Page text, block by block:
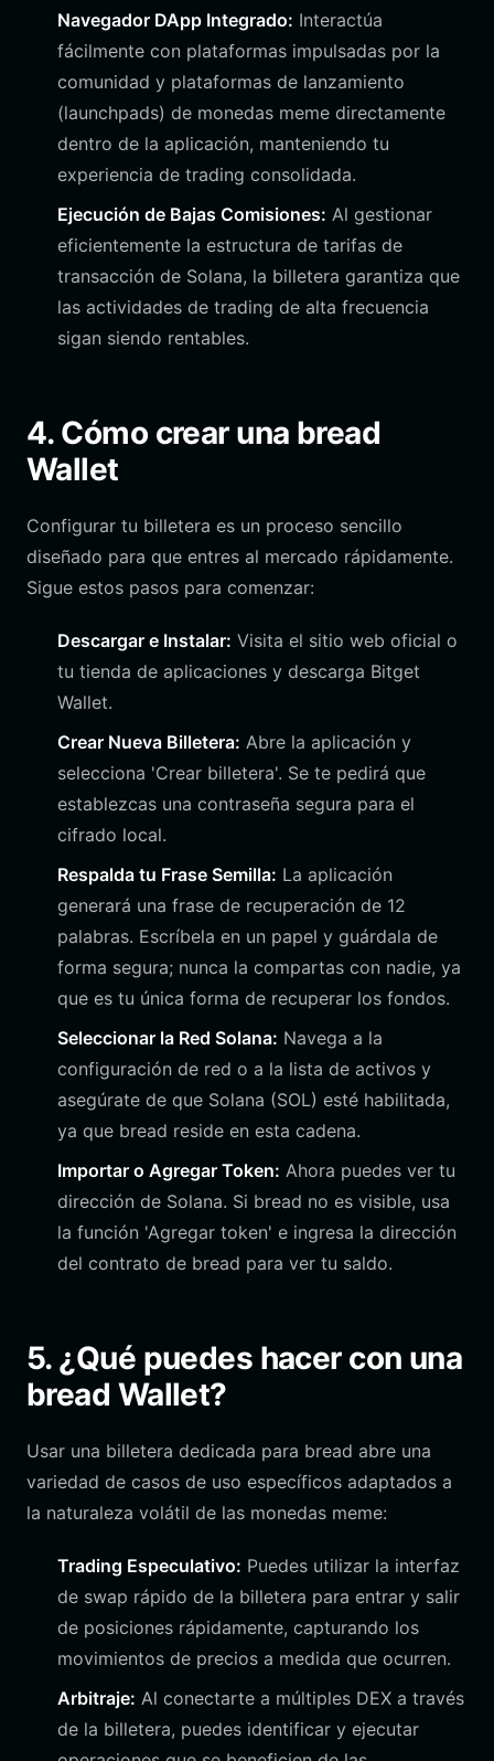
Navegador DApp Integrado: Interactúa
fácilmente con plataformas impulsadas por la
comunidad y plataformas de lanzamiento
(launchpads) de monedas meme directamente
dentro de la aplicación, manteniendo tu
experiencia de trading consolidada.
Ejecución de Bajas Comisiones: Al gestionar
eficientemente la estructura de tarifas de
transacción de Solana, la billetera garantiza que
las actividades de trading de alta frecuencia
sigan siendo rentables.
4. Cómo crear una bread
Wallet
Configurar tu billetera es un proceso sencillo
diseñado para que entres al mercado rápidamente.
Sigue estos pasos para comenzar:
Descargar e Instalar: Visita el sitio web oficial o
tu tienda de aplicaciones y descarga Bitget
Wallet.
Crear Nueva Billetera: Abre la aplicación y
selecciona 'Crear billetera'. Se te pedirá que
establezcas una contraseña segura para el
cifrado local.
Respalda tu Frase Semilla: La aplicación
generará una frase de recuperación de 12
palabras. Escríbela en un papel y guárdala de
forma segura; nunca la compartas con nadie, ya
que es tu única forma de recuperar los fondos.
Seleccionar la Red Solana: Navega a la
configuración de red o a la lista de activos y
asegúrate de que Solana (SOL) esté habilitada,
ya que bread reside en esta cadena.
Importar o Agregar Token: Ahora puedes ver tu
dirección de Solana. Si bread no es visible, usa
la función 'Agregar token' e ingresa la dirección
del contrato de bread para ver tu saldo.
5. ¿Qué puedes hacer con una
bread Wallet?
Usar una billetera dedicada para bread abre una
variedad de casos de uso específicos adaptados a
la naturaleza volátil de las monedas meme:
Trading Especulativo: Puedes utilizar la interfaz
de swap rápido de la billetera para entrar y salir
de posiciones rápidamente, capturando los
movimientos de precios a medida que ocurren.
Arbitraje: Al conectarte a múltiples DEX a través
de la billetera, puedes identificar y ejecutar